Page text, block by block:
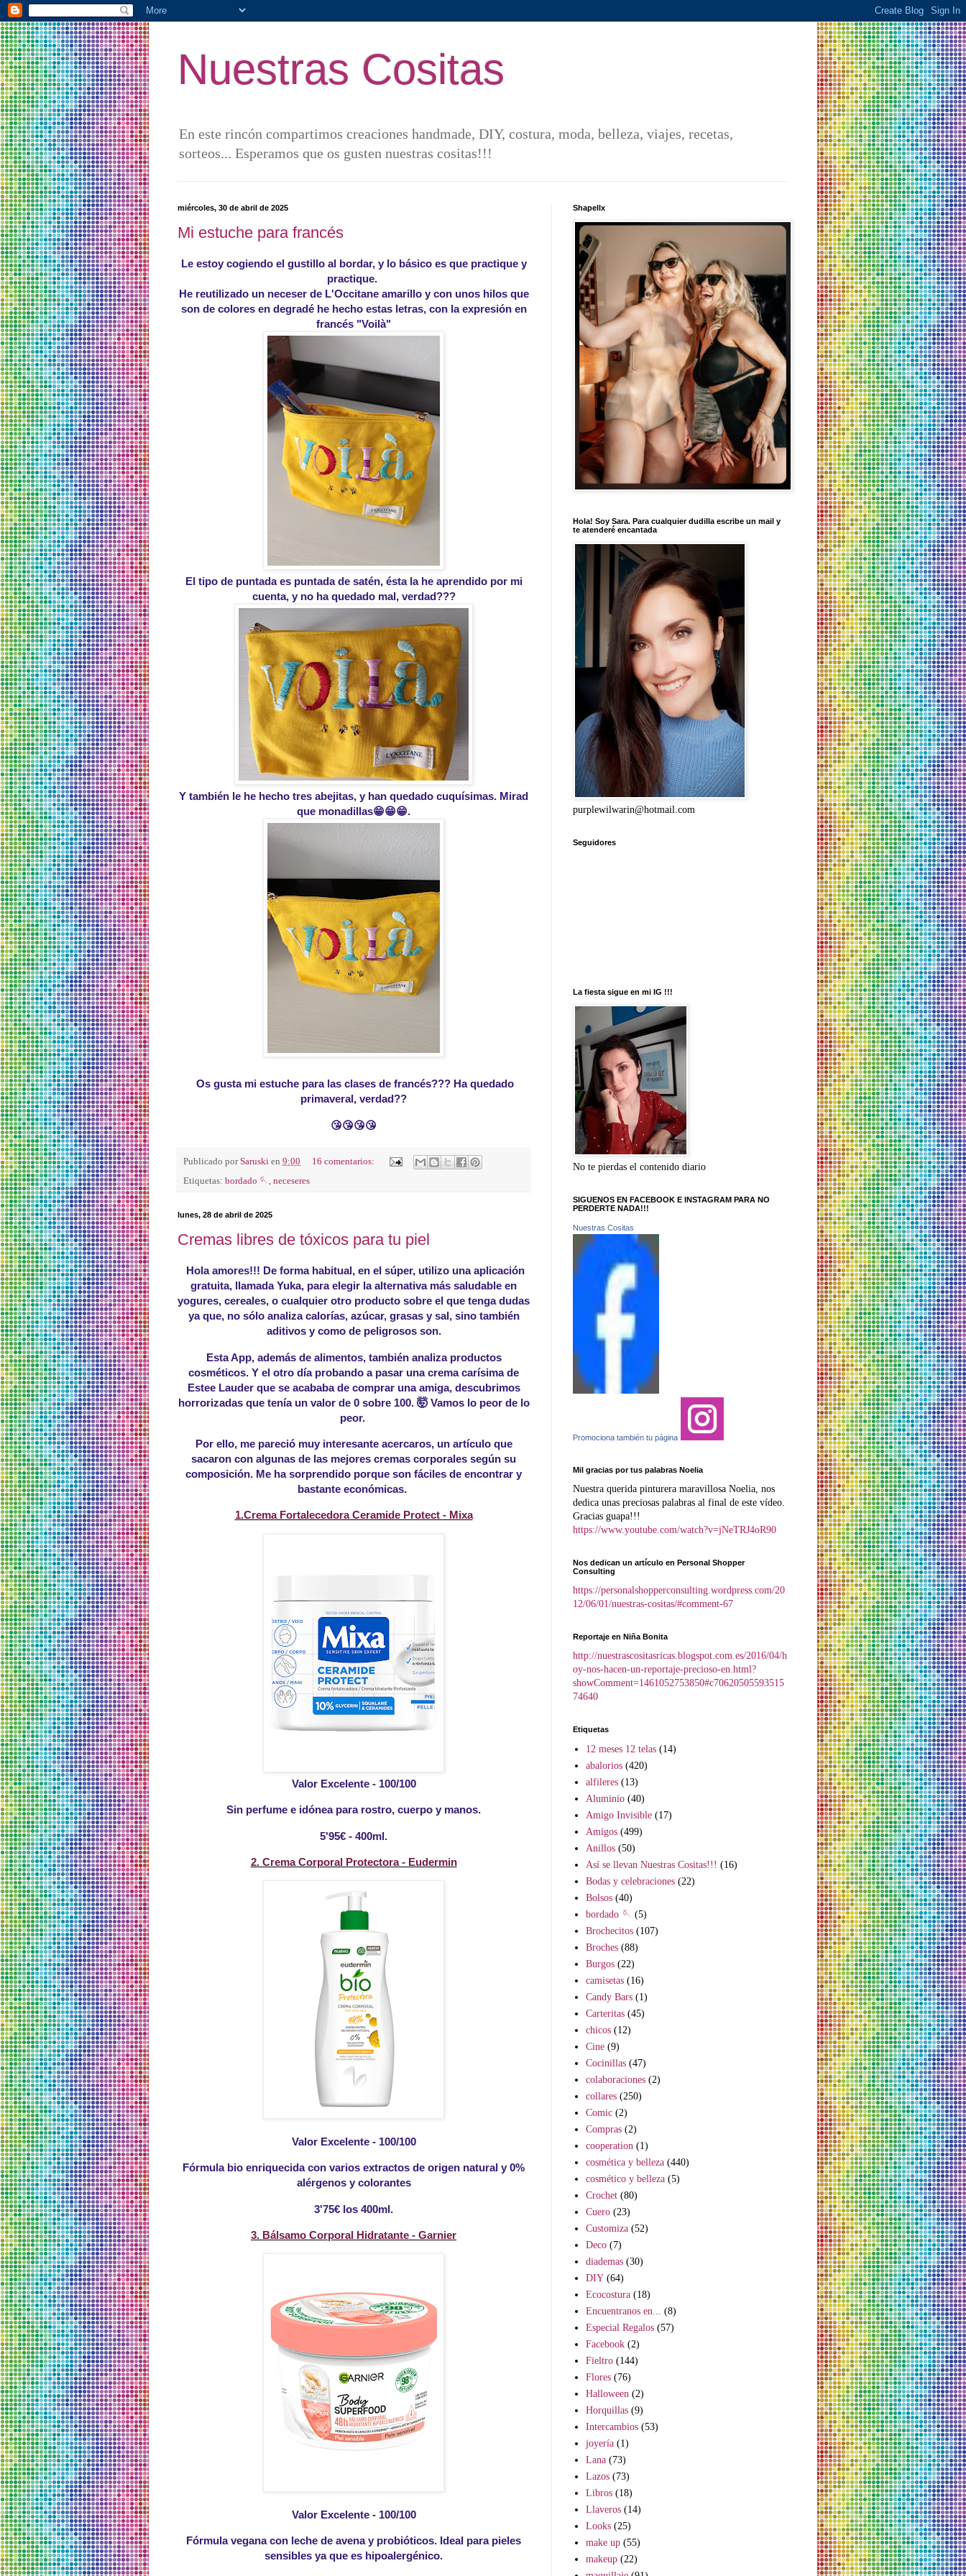
Nuestras Cositas
En este rincón compartimos creaciones handmade, DIY, costura, moda, belleza, viajes, recetas,
sorteos... Esperamos que os gusten nuestras cositas!!!
miércoles, 30 de abril de 2025
Mi estuche para francés
Le estoy cogiendo el gustillo al bordar, y lo básico es que practique y
practique.
He reutilizado un neceser de L'Occitane amarillo y con unos hilos que
son de colores en degradé he hecho estas letras, con la expresión en
francés "Voilà"
El tipo de puntada es puntada de satén, ésta la he aprendido por mi
cuenta, y no ha quedado mal, verdad???
Y también le he hecho tres abejitas, y han quedado cuquísimas. Mirad
que monadillas😁😁😁.
Os gusta mi estuche para las clases de francés??? Ha quedado
primaveral, verdad??
😘😘😘😘
Publicado porSaruski en 9:00
16 comentarios:
Etiquetas: bordado 🪡 , neceseres
lunes, 28 de abril de 2025
Cremas libres de tóxicos para tu piel
Hola amores!!! De forma habitual, en el súper, utilizo una aplicación
gratuita, llamada Yuka, para elegir la alternativa más saludable en
yogures, cereales, o cualquier otro producto sobre el que tenga dudas
ya que, no sólo analiza calorías, azúcar, grasas y sal, sino también
aditivos y como de peligrosos son.
Esta App, además de alimentos, también analiza productos
cosméticos. Y el otro día probando a pasar una crema carísima de
Estee Lauder que se acababa de comprar una amiga, descubrimos
horrorizadas que tenía un valor de 0 sobre 100. 🤯 Vamos lo peor de lo
peor.
Por ello, me pareció muy interesante acercaros, un artículo que
sacaron con algunas de las mejores cremas corporales según su
composición. Me ha sorprendido porque son fáciles de encontrar y
bastante económicas.
1.Crema Fortalecedora Ceramide Protect - Mixa
Valor Excelente - 100/100
Sin perfume e idónea para rostro, cuerpo y manos.
5'95€ - 400ml.
2. Crema Corporal Protectora - Eudermin
Valor Excelente - 100/100
Fórmula bio enriquecida con varios extractos de origen natural y 0%
alérgenos y colorantes
3'75€ los 400ml.
3. Bálsamo Corporal Hidratante - Garnier
Valor Excelente - 100/100
Fórmula vegana con leche de avena y probióticos. Ideal para pieles
sensibles ya que es hipoalergénico.
Shapellx
Hola! Soy Sara. Para cualquier dudilla escribe un mail y
te atenderé encantada
purplewilwarin@hotmail.com
Seguidores
La fiesta sigue en mi IG !!!
No te pierdas el contenido diario
SIGUENOS EN FACEBOOK E INSTAGRAM PARA NO
PERDERTE NADA!!!
Nuestras Cositas
Promociona también tu página
Mil gracias por tus palabras Noelia
Nuestra querida pinturera maravillosa Noelia, nos
dedica unas preciosas palabras al final de este vídeo.
Gracias guapa!!!
https://www.youtube.com/watch?v=jNeTRJ4oR90
Nos dedican un artículo en Personal Shopper
Consulting
https://personalshopperconsulting.wordpress.com/20
12/06/01/nuestras-cositas/#comment-67
Reportaje en Niña Bonita
http://nuestrascositasricas.blogspot.com.es/2016/04/h
oy-nos-hacen-un-reportaje-precioso-en.html?
showComment=1461052753850#c70620505593515
74640
Etiquetas
12 meses 12 telas (14)
abalorios (420)
alfileres (13)
Aluminio (40)
Amigo Invisible (17)
Amigos (499)
Anillos (50)
Así se llevan Nuestras Cositas!!! (16)
Bodas y celebraciones (22)
Bolsos (40)
bordado 🪡 (5)
Brochecitos (107)
Broches (88)
Burgos (22)
camisetas (16)
Candy Bars (1)
Carteritas (45)
chicos (12)
Cine (9)
Cocinillas (47)
colaboraciones (2)
collares (250)
Comic (2)
Compras (2)
cooperation (1)
cosmética y belleza (440)
cosmético y belleza (5)
Crochet (80)
Cuero (23)
Customiza (52)
Deco (7)
diademas (30)
DIY (64)
Ecocostura (18)
Encuentranos en... (8)
Especial Regalos (57)
Facebook (2)
Fieltro (144)
Flores (76)
Halloween (2)
Horquillas (9)
Intercambios (53)
joyería (1)
Lana (73)
Lazos (73)
Libros (18)
Llaveros (14)
Looks (25)
make up (55)
makeup (22)